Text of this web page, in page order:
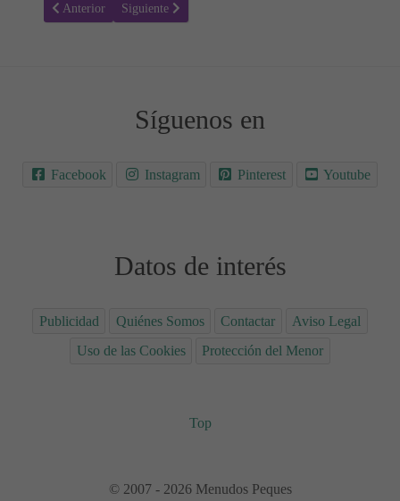
Artículo anterior: ¿Cuáles son los riesgos de la listeria durante el
Anterior Artículo siguiente: Almohada para embarazadas -
Siguiente
Síguenos en
Facebook Instagram Pinterest Youtube
Datos de interés
Publicidad Quiénes Somos Contactar
Aviso Legal
Uso de las Cookies
Protección del Menor
Top
© 2007 - 2026 Menudos Peques